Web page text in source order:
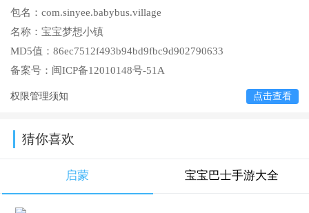
包名： com.sinyee.babybus.village
名称： 宝宝梦想小镇
MD5值： 86ec7512f493b94bd9fbc9d902790633
备案号： 闽ICP备12010148号-51A
权限管理须知 点击查看
猜你喜欢
启蒙 宝宝巴士手游大全